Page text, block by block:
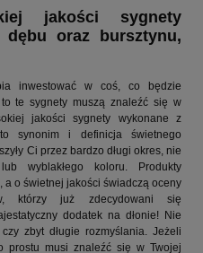
jakości sygnety
oraz bursztynu,
inwestować w coś, co będzie
te sygnety muszą znaleźć się w
jakości sygnety wykonane z
synonim i definicja świetnego
Ci przez bardzo długi okres, nie
wyblakłego koloru. Produkty
o świetnej jakości świadczą oceny
którzy już zdecydowani się
dodatek na dłonie! Nie
zbyt długie rozmyślania. Jeżeli
prostu musi znaleźć się w Twojej